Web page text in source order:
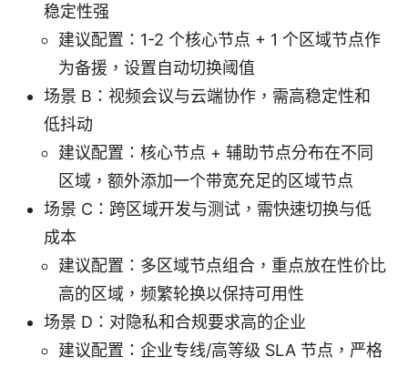
稳定性强
建议配置：1-2 个核心节点 + 1 个区域节点作
为备援，设置自动切换阈值
场景 B：视频会议与云端协作，需高稳定性和
低抖动
建议配置：核心节点 + 辅助节点分布在不同
区域，额外添加一个带宽充足的区域节点
场景 C：跨区域开发与测试，需快速切换与低
成本
建议配置：多区域节点组合，重点放在性价比
高的区域，频繁轮换以保持可用性
场景 D：对隐私和合规要求高的企业
建议配置：企业专线/高等级 SLA 节点，严格